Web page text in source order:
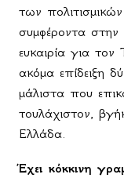
των
συμφέροντα στην
ευκαιρία για
ακόμα επίδειξη
μάλιστα που
τουλάχιστον,
Ελλάδα.
Έχει κόκκινη